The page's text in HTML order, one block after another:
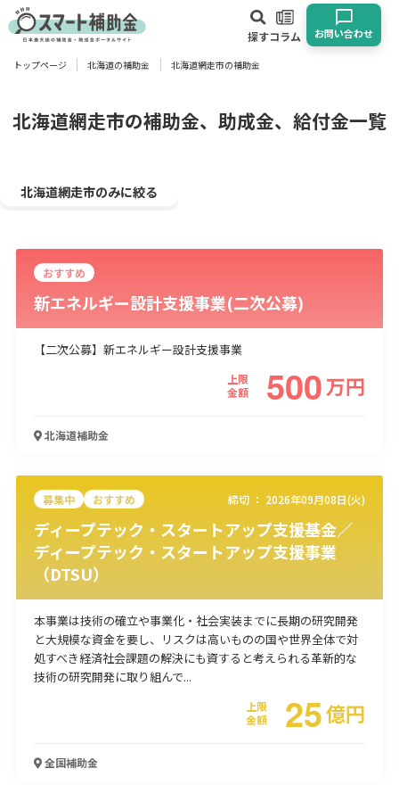
探すコラム お問い合わせ
対象
建設･不動産業
サービス業 医療･福祉
使い道
起業・創業
事業承継 災害・被災者支援
コロナ関連
環境・省エネ
テレワーク
受付中のみ
トップページ 北海道の補助金 北海道網走市の補助金
北海道網走市の補助金、助成金、給付金一覧
北海道網走市のみに絞る
おすすめ
新エネルギー設計支援事業(二次公募)
【二次公募】新エネルギー設計支援事業
上限
金額
500万円
北海道補助金
募集中 おすすめ 締切 ： 2026年09月08日(火)
ディープテック・スタートアップ支援基金／
ディープテック・スタートアップ支援事業
（DTSU）
本事業は技術の確立や事業化・社会実装までに長期の研究開発
と大規模な資金を要し、リスクは高いものの国や世界全体で対
処すべき経済社会課題の解決にも資すると考えられる革新的な
技術の研究開発に取り組んで...
上限
金額
25億円
全国補助金